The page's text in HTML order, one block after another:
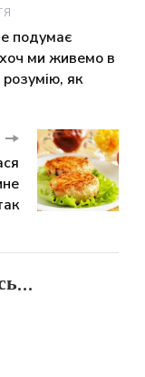
подумає
хоч ми живемо в
як